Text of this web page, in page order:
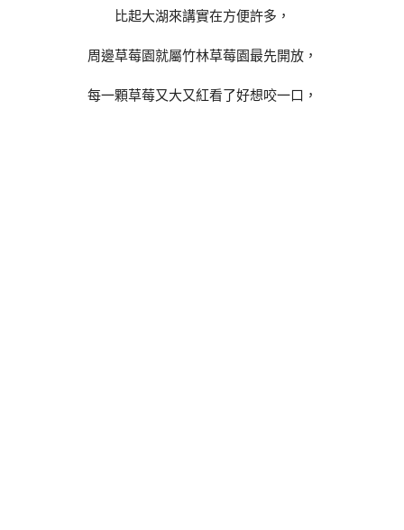
比起大湖來講實在方便許多，
周邊草莓園就屬竹林草莓園最先開放，
每一顆草莓又大又紅看了好想咬一口，